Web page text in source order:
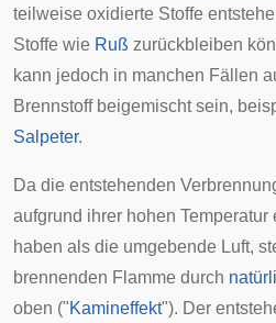
teilweise oxidierte Stoffe
Stoffe wie Ruß zurückbleiben
kann jedoch in manchen Fällen
Brennstoff beigemischt sein,
Salpeter.
Da die entstehenden
aufgrund ihrer hohen Temperatur
haben als die umgebende Luft,
brennenden Flamme durch
oben ("Kamineffekt"). Der